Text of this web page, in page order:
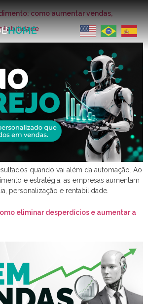
como aumentar vendas,
quando vai além da automação. Ao
e estratégia, as empresas aumentam
personalização e rentabilidade.
eliminar desperdícios e aumentar a